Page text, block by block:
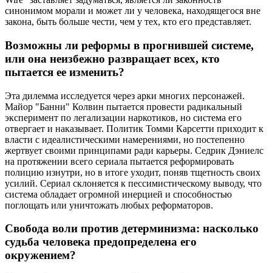
синонимом морали и может ли у человека, находящегося вне
закона, быть больше чести, чем у тех, кто его представляет.
Возможны ли реформы в прогнившей системе,
или она неизбежно развращает всех, кто
пытается ее изменить?
Эта дилемма исследуется через арки многих персонажей.
Майор "Банни" Колвин пытается провести радикальный
эксперимент по легализации наркотиков, но система его
отвергает и наказывает. Политик Томми Карсетти приходит к
власти с идеалистическими намерениями, но постепенно
жертвует своими принципами ради карьеры. Седрик Дэниелс
на протяжении всего сериала пытается реформировать
полицию изнутри, но в итоге уходит, поняв тщетность своих
усилий. Сериал склоняется к пессимистическому выводу, что
система обладает огромной инерцией и способностью
поглощать или уничтожать любых реформаторов.
Свобода воли против детерминизма: насколько
судьба человека предопределена его
окружением?